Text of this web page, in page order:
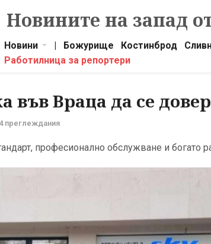
Новините на запад
Новини | Божурище Костинброд
Работилница за репортери
във Враца да се
преглеждания
професионално обслужване и богато